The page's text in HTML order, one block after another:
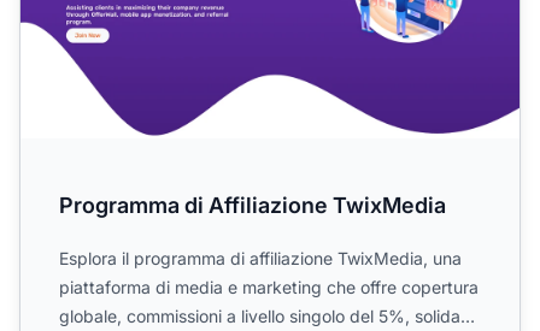
Programma di Affiliazione TwixMedia
Esplora il programma di affiliazione TwixMedia, una
piattaforma di media e marketing che offre copertura
globale, commissioni a livello singolo del 5%, solida